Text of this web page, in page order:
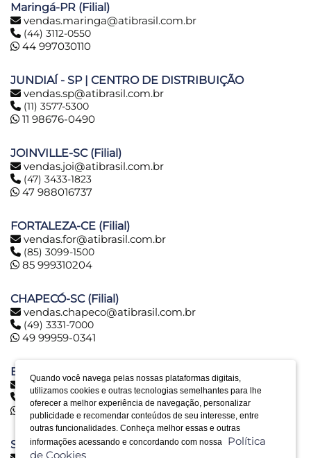
Quando você navega pelas nossas plataformas digitais,
utilizamos cookies e outras tecnologias semelhantes para lhe
oferecer a melhor experiência de navegação, personalizar
publicidade e recomendar conteúdos de seu interesse, entre
outras funcionalidades. Conheça melhor essas e outras
informações acessando e concordando com nossa
Política
de Cookies
Maringá-PR (Filial)
vendas.maringa@atibrasil.com.br
(44) 3112-0550
44 997030110
JUNDIAÍ - SP | CENTRO DE DISTRIBUIÇÃO
vendas.sp@atibrasil.com.br
(11) 3577-5300
11 98676-0490
JOINVILLE-SC (Filial)
vendas.joi@atibrasil.com.br
(47) 3433-1823
47 988016737
FORTALEZA-CE (Filial)
vendas.for@atibrasil.com.br
(85) 3099-1500
85 999310204
CHAPECÓ-SC (Filial)
vendas.chapeco@atibrasil.com.br
(49) 3331-7000
49 99959-0341
BELO HORIZONTE-MG (Filial)
vendas.bh@atibrasil.com.br
(31) 2516-6974
31 992890773
SERRA-ES (Filial)